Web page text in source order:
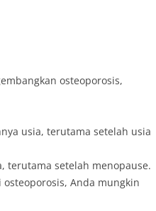
osteoporosis,
usia, terutama setelah usia
terutama setelah menopause.
osteoporosis, Anda mungkin